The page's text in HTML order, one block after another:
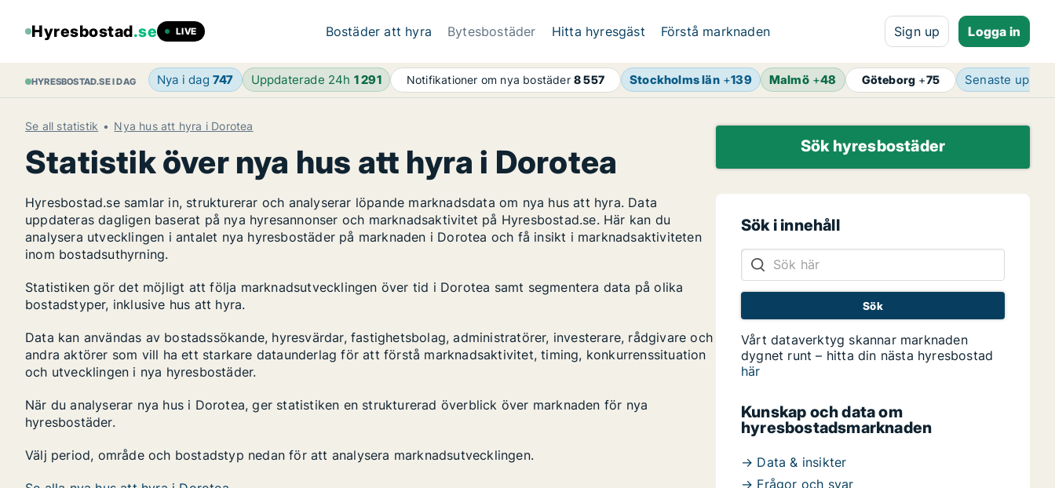
Hyresbostad.se LIVE Bostäder att hyra Bytesbostäder Hitta hyresgäst Förstå marknaden Sign up Logga in
HYRESBOSTAD.SE I DAG Nya i dag 747 Uppdaterade 24h 1 291 Notifikationer om nya bostäder8 557 Stockholms län+139 Malmö+48 Göteborg +75 Senaste
Se all statistik Nya hus att hyra i Dorotea
Statistik över nya hus att hyra i Dorotea
Hyresbostad.se samlar in, strukturerar och analyserar löpande marknadsdata om nya hus att hyra. Data
uppdateras dagligen baserat på nya hyresannonser och marknadsaktivitet på Hyresbostad.se. Här kan du
analysera utvecklingen i antalet nya hyresbostäder på marknaden i Dorotea och få insikt i marknadsaktiviteten
inom bostadsuthyrning.
Statistiken gör det möjligt att följa marknadsutvecklingen över tid i Dorotea samt segmentera data på olika
bostadstyper, inklusive hus att hyra.
Data kan användas av bostadssökande, hyresvärdar, fastighetsbolag, administratörer, investerare, rådgivare och
andra aktörer som vill ha ett starkare dataunderlag för att förstå marknadsaktivitet, timing, konkurrenssituation
och utvecklingen i nya hyresbostäder.
När du analyserar nya hus i Dorotea, ger statistiken en strukturerad överblick över marknaden för nya
hyresbostäder.
Välj period, område och bostadstyp nedan för att analysera marknadsutvecklingen.
Sök hyresbostäder
Sök i innehåll
Vårt dataverktyg skannar marknaden
dygnet runt – hitta din nästa hyresbostad
här
Kunskap och data om
hyresbostadsmarknaden
→ Data & insikter
→ Frågor och svar